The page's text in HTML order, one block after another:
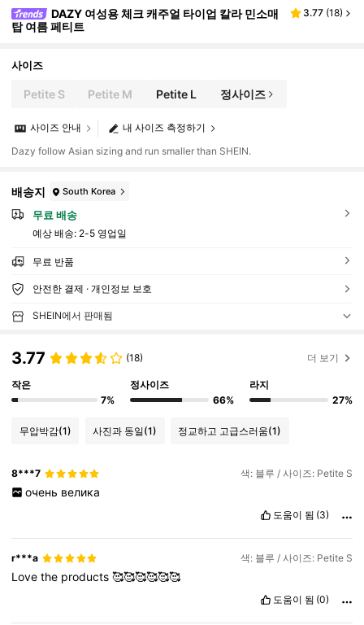
DAZY 여성용 체크 캐주얼 타이업 칼라 민소매
탑 여름 페티트
3.77 (18)
사이즈
Petite S Petite M Petite L 정사이즈
내 사이즈 측정하기
사이즈 안내
Dazy follow Asian sizing and run smaller than SHEIN.
배송지 South Korea
무료 배송
예상 배송: 2-5 영업일
무료 반품
안전한 결제 · 개인정보 보호
SHEIN에서 판매됨
3.77 (18) 더 보기
작은
7%
정사이즈
66%
라지
27%
무압박감(1) 사진과 동일(1) 정교하고 고급스러움(1)
8***7 색: 블루 / 사이즈: Petite S
очень велика
도움이 됨 (3)
r***a 색: 블루 / 사이즈: Petite S
Lovethe products🥰🥰🥰🥰🥰🥰
도움이 됨 (0)